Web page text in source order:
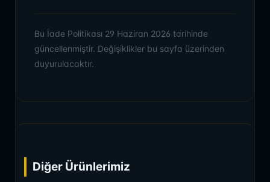
Bu İade Politikası 29 Haziran 2026 tarihinde
güncellenmiştir. Değişiklikler bu sayfa üzerinden
duyurulacaktır.
Diğer Ürünlerimiz